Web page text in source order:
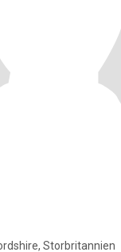
Storbritannien